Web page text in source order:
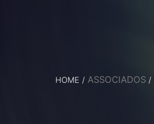
HOME / ASSOCIADOS /